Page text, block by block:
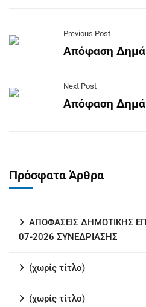
Previous Post
Απόφαση
Next Post
Απόφαση
Πρόσφατα Άρθρα
ΑΠΟΦΑΣΕΙΣ ΔΗΜΟΤΙΚΗΣ
07-2026 ΣΥΝΕΔΡΙΑΣΗΣ
(χωρίς τίτλο)
(χωρίς τίτλο)